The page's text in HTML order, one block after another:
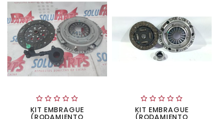
KIT EMBRAGUE KIT EMBRAGUE